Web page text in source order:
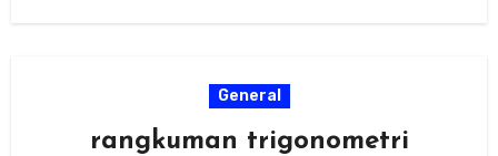
General
rangkuman trigonometri